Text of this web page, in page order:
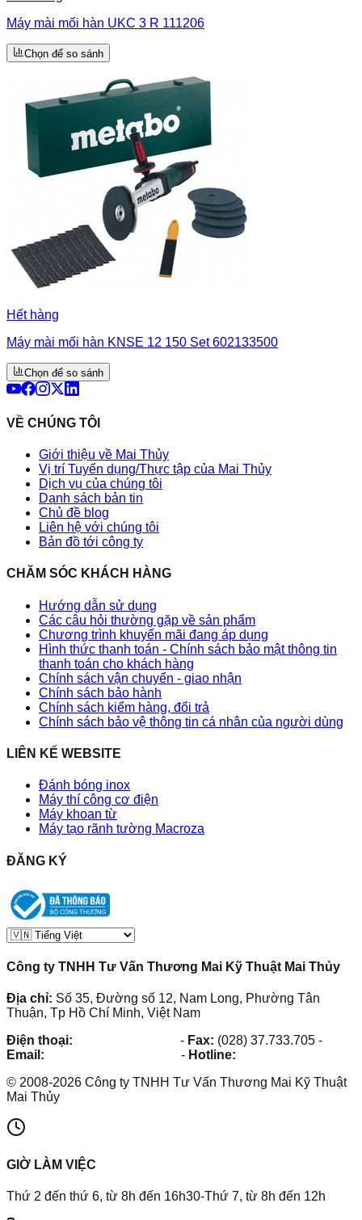
Máy mài mối hàn UKC 3 R 111206
Chọn để so sánh
Hết hàng
Máy mài mối hàn KNSE 12 150 Set 602133500
Chọn để so sánh
VỀ CHÚNG TÔI
Giới thiệu về Mai Thủy
Vị trí Tuyển dụng/Thực tập của Mai Thủy
Dịch vụ của chúng tôi
Danh sách bản tin
Chủ đề blog
Liên hệ với chúng tôi
Bản đồ tới công ty
CHĂM SÓC KHÁCH HÀNG
Hướng dẫn sử dụng
Các câu hỏi thường gặp về sản phẩm
Chương trình khuyến mãi đang áp dụng
Hình thức thanh toán - Chính sách bảo mật thông tin
thanh toán cho khách hàng
Chính sách vận chuyển - giao nhận
Chính sách bảo hành
Chính sách kiểm hàng, đổi trả
Chính sách bảo vệ thông tin cá nhân của người dùng
LIÊN KẾ WEBSITE
Đánh bóng inox
Máy thí công cơ điện
Máy khoan từ
Máy tạo rãnh tường Macroza
ĐĂNG KÝ
Công ty TNHH Tư Vấn Thương Mai Kỹ Thuật Mai Thủy
Địa chỉ: Số 35, Đường số 12, Nam Long, Phường Tân
Thuận, Tp Hồ Chí Minh, Việt Nam
Điện thoại:
- Fax: (028) 37.733.705 -
Email:
- Hotline:
© 2008-2026 Công ty TNHH Tư Vấn Thương Mai Kỹ Thuật
Mai Thủy
GIỜ LÀM VIỆC
Thứ 2 đến thứ 6, từ 8h đến 16h30-Thứ 7, từ 8h đến 12h